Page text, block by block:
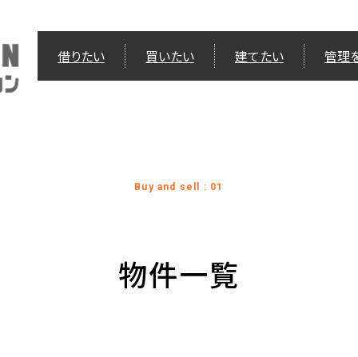
借りたい 買いたい 建てたい 管理
Buy and sell : 01
物件一覧